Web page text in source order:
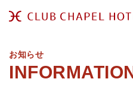
お知らせ